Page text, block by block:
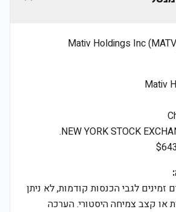
זמינים לגבי הכנסות קודמות, לא ניתן
או קצב צמיחה היסטורי. הערכה